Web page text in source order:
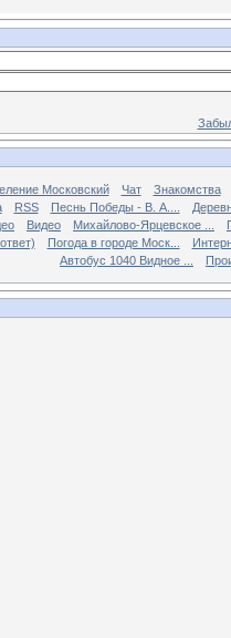
Московский Чат
Знакомства
RSS Песнь Победы - В. А....
Видео Михайлово-Ярцевское ...
Погода в городе Моск...
Автобус 1040 Видное ...